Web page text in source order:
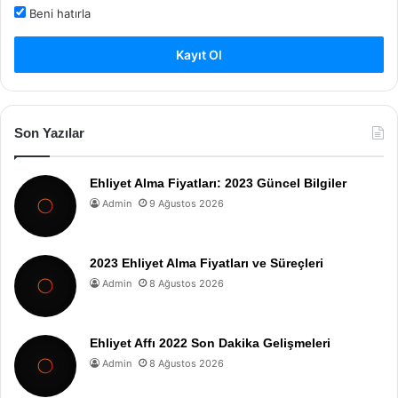
Beni hatırla
Kayıt Ol
Son Yazılar
Ehliyet Alma Fiyatları: 2023 Güncel Bilgiler
Admin 9 Ağustos 2026
2023 Ehliyet Alma Fiyatları ve Süreçleri
Admin 8 Ağustos 2026
Ehliyet Affı 2022 Son Dakika Gelişmeleri
Admin 8 Ağustos 2026